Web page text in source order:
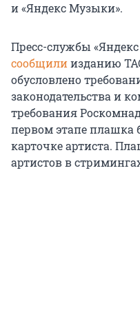
и «Яндекс Музыки».
Пресс-службы
сообщилиизданию
обусловлено
законодательства и
требования
первом этапе плашка
карточке артиста.
артистов в